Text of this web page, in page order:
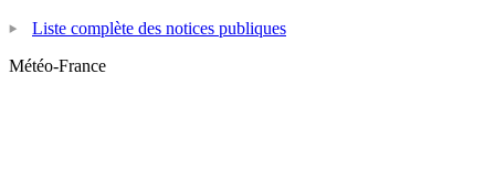
Liste complète des notices publiques
Météo-France